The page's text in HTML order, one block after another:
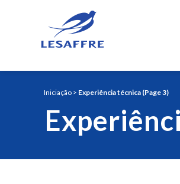
Iniciação> Experiência técnica(Page 3)